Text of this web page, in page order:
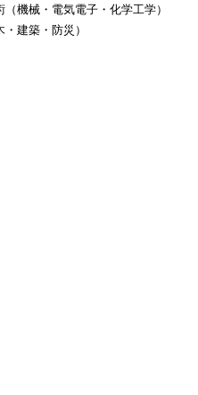
（機械・電気電子・化学工学）
建築・防災）